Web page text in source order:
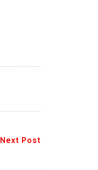
Next Post